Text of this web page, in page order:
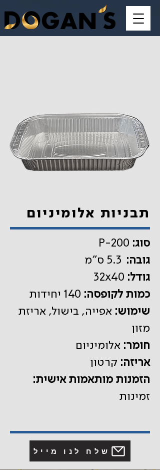
תבניות אלומיניום
P-200 :סוג
גובה:
32x40 :גודל
כמות לקופסה:
שימוש: אפייה, בישול, אריזת
מזון
חומר: אלומיניום
אריזה: קרטון
הזמנות מותאמות אישית:
זמינות
שלח לנו מייל